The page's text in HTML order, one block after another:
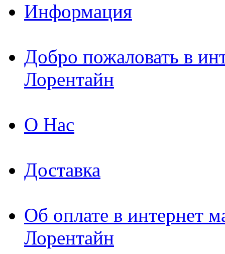
Информация
Добро пожаловать в
Лорентайн
О Нас
Доставка
Об оплате в интернет
Лорентайн